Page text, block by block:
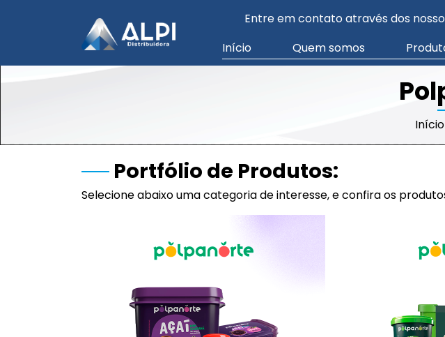
Entre em contato através dos
Início
Quem somos
Início
Portfólio de Produtos:
Selecione abaixo uma categoria de interesse, e confira os